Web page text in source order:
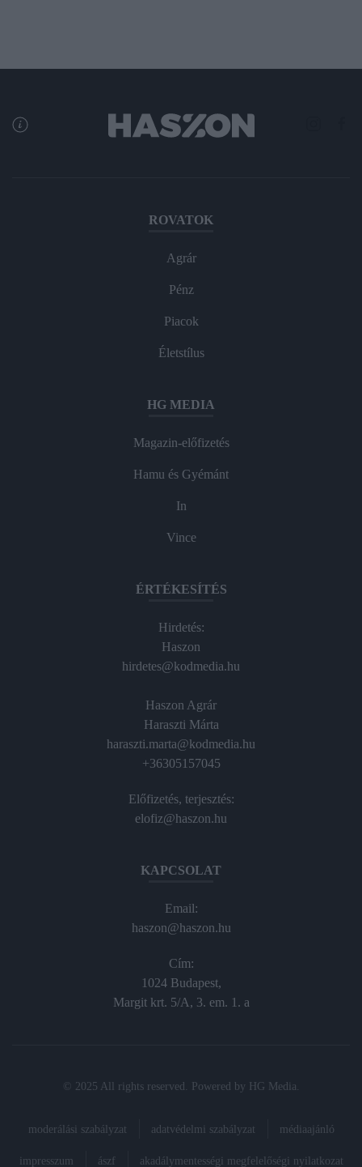
ROVATOK
Agrár
Pénz
Piacok
Életstílus
HG MEDIA
Magazin-előfizetés
Hamu és Gyémánt
In
Vince
ÉRTÉKESÍTÉS
Hirdetés:
Haszon
hirdetes@kodmedia.hu
Haszon Agrár
Haraszti Márta
haraszti.marta@kodmedia.hu
+36305157045
Előfizetés, terjesztés:
elofiz@haszon.hu
KAPCSOLAT
Email:
haszon@haszon.hu
Cím:
1024 Budapest,
Margit krt. 5/A, 3. em. 1. a
© 2025 All rights reserved. Powered by HG Media
moderálási szabályzat adatvédelmi szabályzat médiaajánló
impresszum ászf akadálymentességi megfelelőségi nyilatkozat